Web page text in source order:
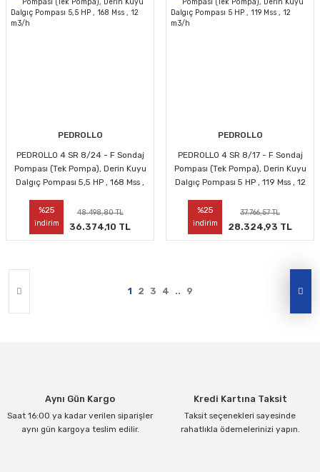
PEDROLLO
PEDROLLO 4 SR 8/24 - F Sondaj
Pompası (Tek Pompa), Derin Kuyu
Dalgıç Pompası 5,5 HP , 168 Mss ,
%25
indirim
48.498,80 TL
36.374,10 TL
PEDROLLO
PEDROLLO 4 SR 8/17 - F Sondaj
Pompası (Tek Pompa), Derin Kuyu
Dalgıç Pompası 5 HP , 119 Mss , 12
%25
indirim
37.766,57 TL
28.324,93 TL
1 2 3 4 .. 9
Aynı Gün Kargo
Saat 16:00 ya kadar verilen siparişler
aynı gün kargoya teslim edilir.
Kredi Kartına Taksit
Taksit seçenekleri sayesinde
rahatlıkla ödemelerinizi yapın.